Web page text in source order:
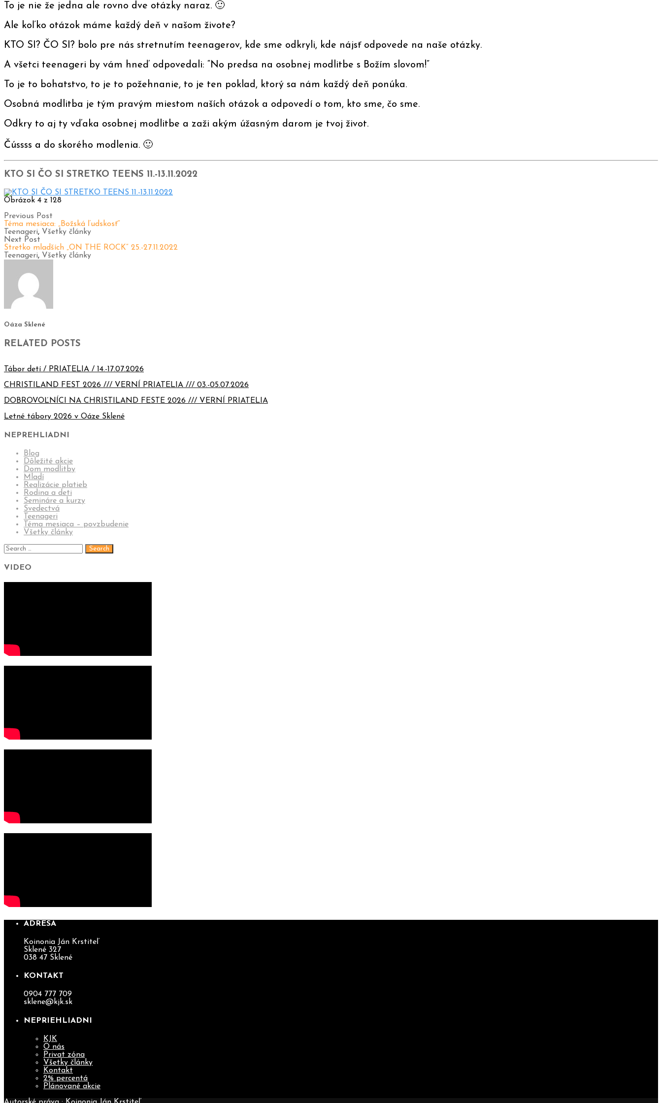
To je nie že jedna ale rovno dve otázky naraz. 🙂
Ale koľko otázok máme každý deň v našom živote?
KTO SI? ČO SI? bolo pre nás stretnutím teenagerov, kde sme odkryli, kde nájsť odpovede na naše otázky.
A všetci teenageri by vám hneď odpovedali: “No predsa na osobnej modlitbe s Božím slovom!”
To je to bohatstvo, to je to požehnanie, to je ten poklad, ktorý sa nám každý deň ponúka.
Osobná modlitba je tým pravým miestom naších otázok a odpovedí o tom, kto sme, čo sme.
Odkry to aj ty vďaka osobnej modlitbe a zaži akým úžasným darom je tvoj život.
Čússss a do skorého modlenia. 🙂
KTO SI ČO SI STRETKO TEENS 11.-13.11.2022
Obrázok 4 z 128
Previous Post
Téma mesiaca: „Božská ľudskosť“
Teenageri, Všetky články
Next Post
Stretko mladších „ON THE ROCK“ 25.-27.11.2022
Teenageri, Všetky články
Oáza Sklené
RELATED POSTS
Tábor detí / PRIATELIA / 14.-17.07.2026
CHRISTILAND FEST 2026 /// VERNÍ PRIATELIA /// 03.-05.07.2026
DOBROVOĽNÍCI NA CHRISTILAND FESTE 2026 /// VERNÍ PRIATELIA
Letné tábory 2026 v Oáze Sklené
NEPREHLIADNI
Blog
Dôležité akcie
Dom modlitby
Mladí
Realizácie platieb
Rodina a deti
Semináre a kurzy
Svedectvá
Teenageri
Téma mesiaca – povzbudenie
Všetky články
VIDEO
ADRESA
Koinonia Ján Krstiteľ
Sklené 327
038 47 Sklené
KONTAKT
0904 777 709
sklene@kjk.sk
NEPRIEHLIADNI
KJK
O nás
Privat zóna
Všetky články
Kontakt
2% percentá
Plánované akcie